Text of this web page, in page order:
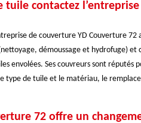
contactez
de couverture YD Couverture
démoussage et hydrofuge) et
envolées. Ses couvreurs sont
type de tuile et le matériau, le
72 offre un